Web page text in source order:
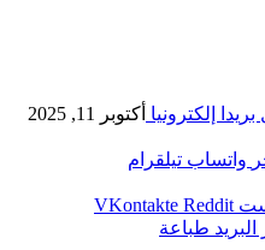
أكتوبر 11, 2025
تيلقرام
طباعة